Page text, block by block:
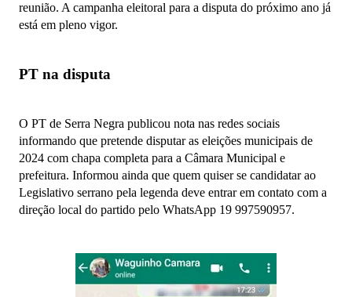
reunião. A campanha eleitoral para a disputa do próximo ano já
está em pleno vigor.
PT na disputa
O PT de Serra Negra publicou nota nas redes sociais
informando que pretende disputar as eleições municipais de
2024 com chapa completa para a Câmara Municipal e
prefeitura. Informou ainda que quem quiser se candidatar ao
Legislativo serrano pela legenda deve entrar em contato com a
direção local do partido pelo WhatsApp 19 997590957.